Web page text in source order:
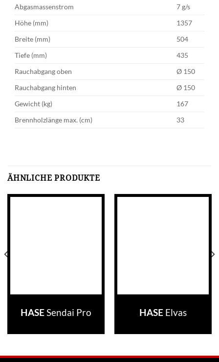
Abgasmassenstrom
7 g/s
Höhe (mm)
1357
Breite (mm)
504
Tiefe (mm)
435
Rauchabgang oben
Ø 150
Rauchabgang hinten
Ø 150
Gewicht (kg)
167
Brennholzlänge max. (cm)
33
ÄHNLICHE PRODUKTE
HASE Sendai Pro HASE Elvas